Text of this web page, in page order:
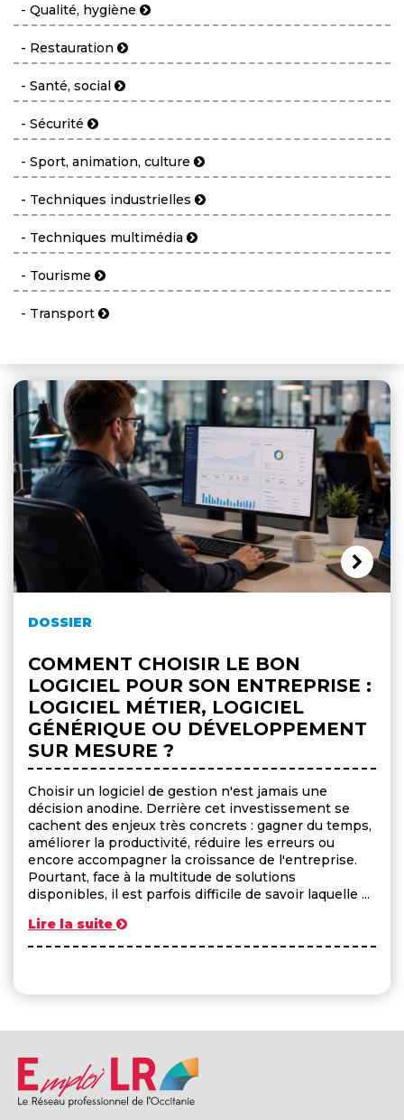
- Qualité, hygiène
- Restauration
- Santé, social
- Sécurité
- Sport, animation, culture
- Techniques industrielles
- Techniques multimédia
- Tourisme
- Transport
DOSSIER
COMMENT CHOISIR LE BON
LOGICIEL POUR SON ENTREPRISE :
LOGICIEL MÉTIER, LOGICIEL
GÉNÉRIQUE OU DÉVELOPPEMENT
SUR MESURE ?
Choisir un logiciel de gestion n'est jamais une
décision anodine. Derrière cet investissement se
cachent des enjeux très concrets : gagner du temps,
améliorer la productivité, réduire les erreurs ou
encore accompagner la croissance de l'entreprise.
Pourtant, face à la multitude de solutions
disponibles, il est parfois difficile de savoir laquelle ...
Lire la suite